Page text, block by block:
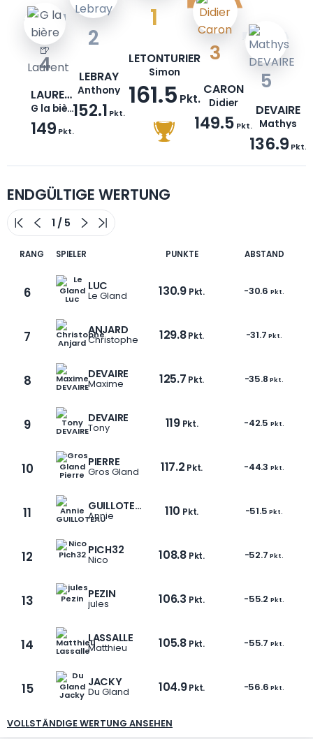
1
LETONTURIER
Simon
161.5 Pkt.
2
LEBRAY
Anthony
152.1 Pkt.
3
CARON
Didier
149.5 Pkt.
4
LAURENT
G la bière🍺
149 Pkt.
5
DEVAIRE
Mathys
136.9 Pkt.
ENDGÜLTIGE WERTUNG
1 / 5
RANG SPIELER PUNKTE ABSTAND
6 LUC
Le Gland 130.9 Pkt. -30.6 Pkt.
7 ANJARD
Christophe 129.8 Pkt. -31.7 Pkt.
8 DEVAIRE
Maxime 125.7 Pkt. -35.8 Pkt.
9 DEVAIRE
Tony 119 Pkt. -42.5 Pkt.
10 PIERRE
Gros Gland 117.2 Pkt. -44.3 Pkt.
11 GUILLOTEAU
Annie 110 Pkt. -51.5 Pkt.
12 PICH32
Nico 108.8 Pkt. -52.7 Pkt.
13 PEZIN
jules 106.3 Pkt. -55.2 Pkt.
14 LASSALLE
Matthieu 105.8 Pkt. -55.7 Pkt.
15 JACKY
Du Gland 104.9 Pkt. -56.6 Pkt.
VOLLSTÄNDIGE WERTUNG ANSEHEN